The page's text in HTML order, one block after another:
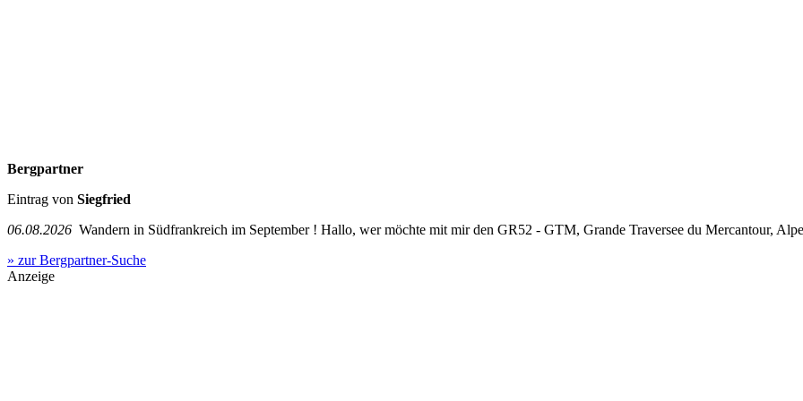
Bergpartner
Eintrag von Siegfried
06.08.2026 Wandern in Südfrankreich im September ! Hallo, wer möchte mit mir den GR52 - GTM, Grande Traversee du Mercantour,
» zur Bergpartner-Suche
Anzeige